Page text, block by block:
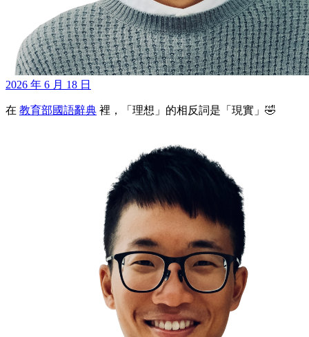
2026 年 6 月 18 日
在 教育部國語辭典 裡，「理想」的相反詞是「現實」🤣